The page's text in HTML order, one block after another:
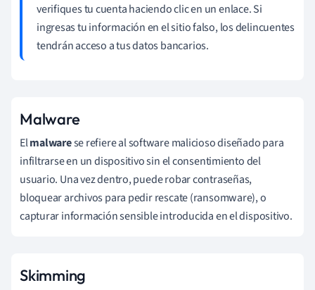
verifiques tu cuenta haciendo clic en un enlace. Si
ingresas tu información en el sitio falso, los delincuentes
tendrán acceso a tus datos bancarios.
Malware
Elmalwarese refiere al software malicioso diseñado para
infiltrarse en un dispositivo sin el consentimiento del
usuario. Una vez dentro, puede robar contraseñas,
bloquear archivos para pedir rescate (ransomware), o
capturar información sensible introducida en el dispositivo.
Skimming